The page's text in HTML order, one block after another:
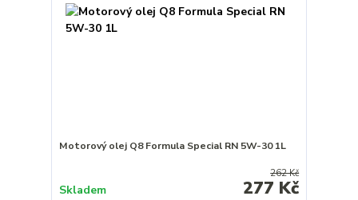
Motorový olej Q8 Formula Special RN 5W-30 1L
262 Kč
277 Kč
Skladem